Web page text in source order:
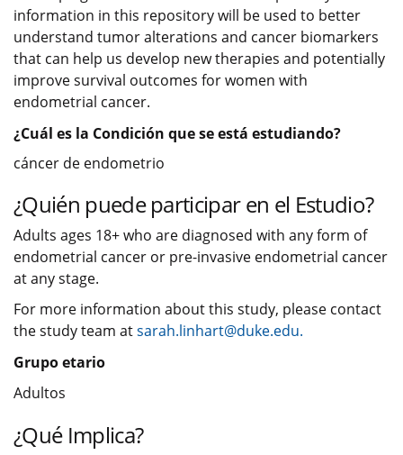
information in this repository will be used to better
understand tumor alterations and cancer biomarkers
that can help us develop new therapies and potentially
improve survival outcomes for women with
endometrial cancer.
¿Cuál es la Condición que se está estudiando?
cáncer de endometrio
¿Quién puede participar en el Estudio?
Adults ages 18+ who are diagnosed with any form of
endometrial cancer or pre-invasive endometrial cancer
at any stage.
For more information about this study, please contact
the study team atsarah.linhart@duke.edu.
Grupo etario
Adultos
¿Qué Implica?